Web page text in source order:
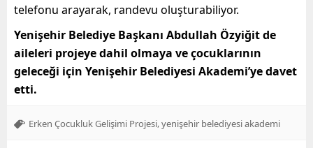
telefonu arayarak, randevu oluşturabiliyor.
Yenişehir Belediye Başkanı Abdullah Özyiğit de
aileleri projeye dahil olmaya ve çocuklarının
geleceği için Yenişehir Belediyesi Akademi’ye davet
etti.
Erken Çocukluk Gelişimi Projesi yenişehir belediyesi akademi